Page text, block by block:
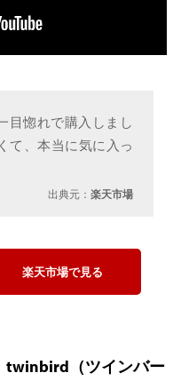
目惚れで購入しまし
て、本当に気に入っ
出典元：楽天市場
楽天市場で見る
twinbird（ツインバー